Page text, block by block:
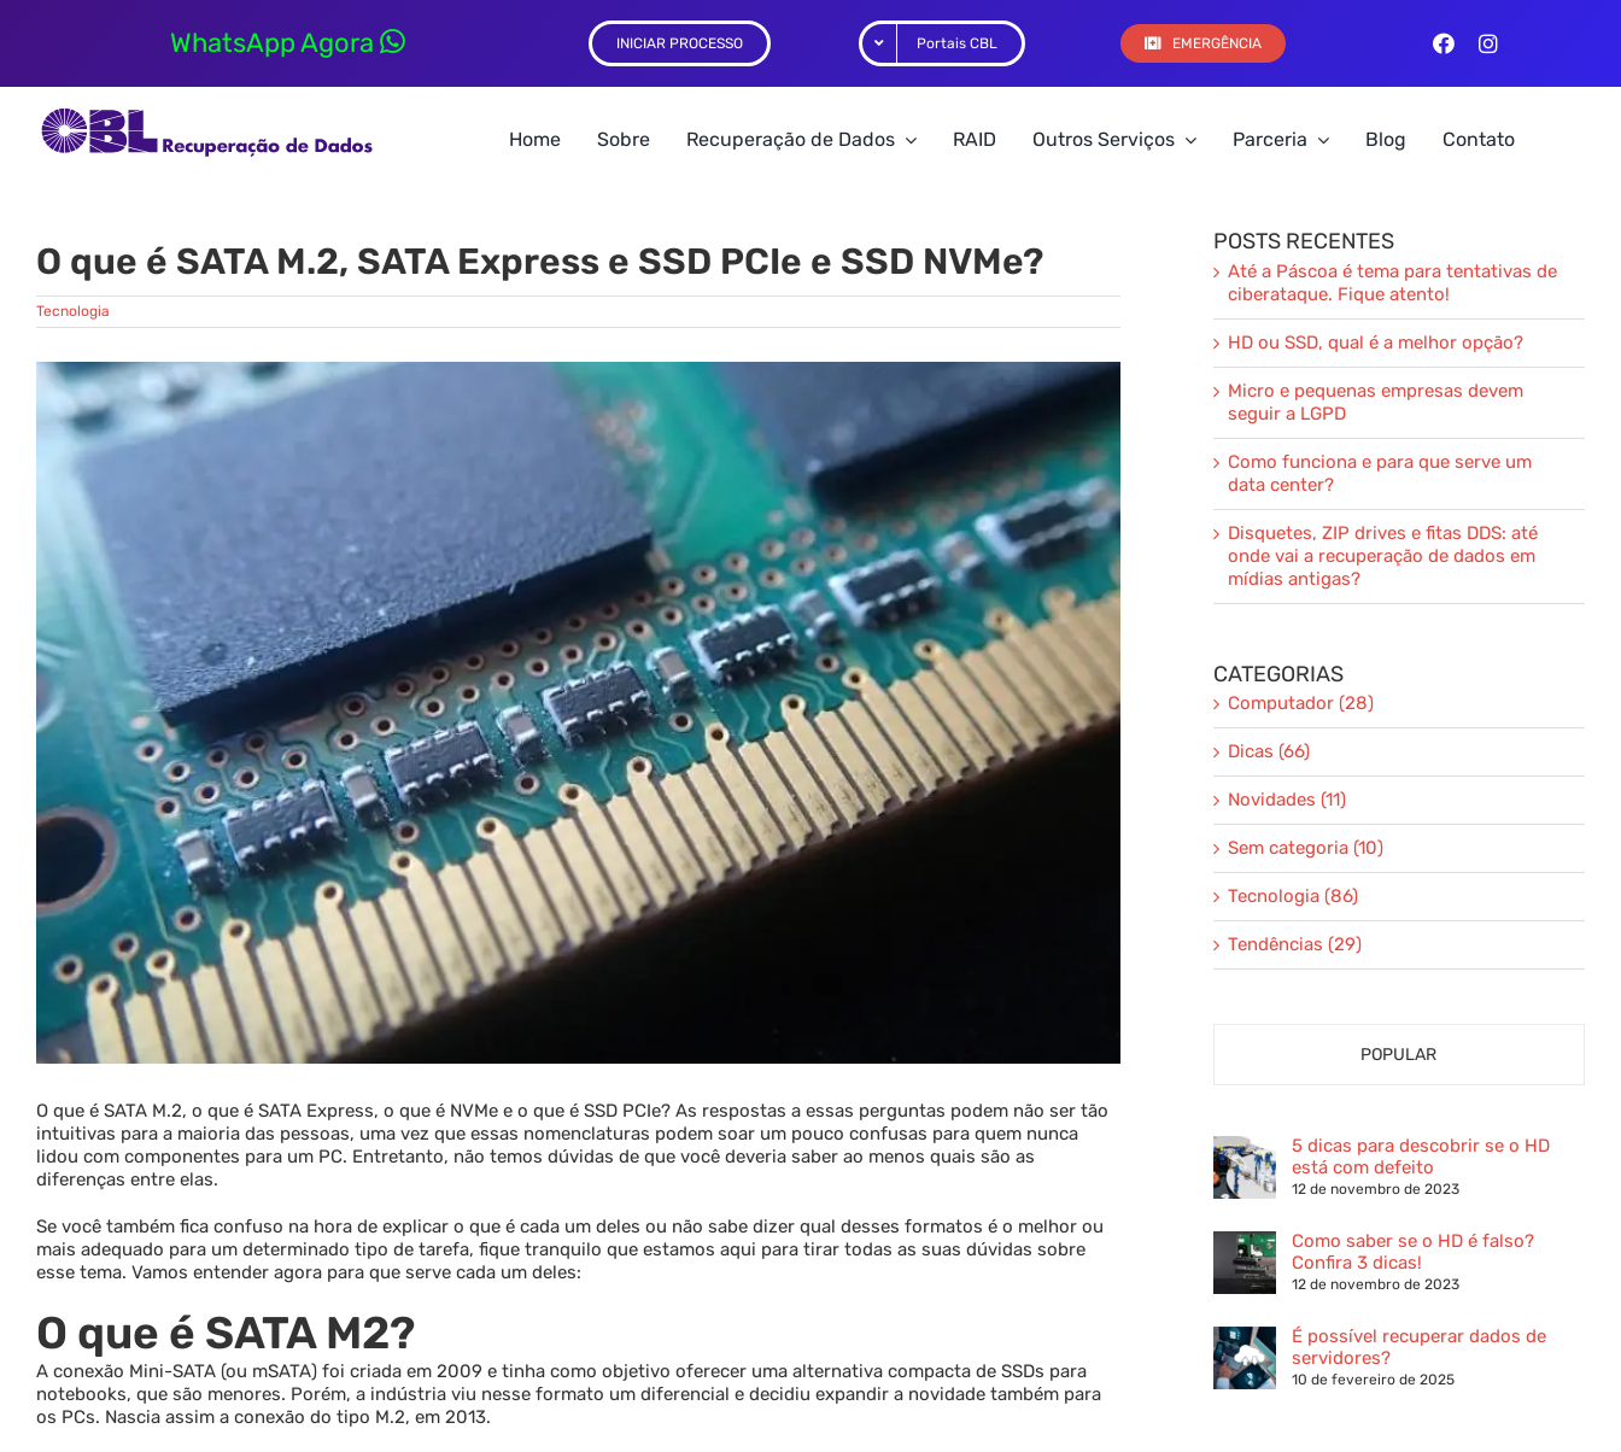
WhatsApp Agora INICIAR PROCESSO Portais CBL EMERGÊNCIA
Home Sobre Recuperação de Dados RAID Outros Serviços Parceria Blog Contato
O que é SATA M.2, SATA Express e SSD PCIe e SSD NVMe?
Tecnologia
View
Larger
Image
O que é SATA M.2, o que é SATA Express, o que é NVMe e o que é SSD PCIe? As respostas a essas perguntas podem não ser tão
intuitivas para a maioria das pessoas, uma vez que essas nomenclaturas podem soar um pouco confusas para quem nunca
lidou com componentes para um PC. Entretanto, não temos dúvidas de que você deveria saber ao menos quais são as
diferenças entre elas.
Se você também fica confuso na hora de explicar o que é cada um deles ou não sabe dizer qual desses formatos é o melhor ou
mais adequado para um determinado tipo de tarefa, fique tranquilo que estamos aqui para tirar todas as suas dúvidas sobre
esse tema. Vamos entender agora para que serve cada um deles:
O que é SATA M2?
A conexão Mini-SATA (ou mSATA) foi criada em 2009 e tinha como objetivo oferecer uma alternativa compacta de SSDs para
notebooks, que são menores. Porém, a indústria viu nesse formato um diferencial e decidiu expandir a novidade também para
os PCs. Nascia assim a conexão do tipo M.2, em 2013.
POSTS RECENTES
Até a Páscoa é tema para tentativas de
ciberataque. Fique atento!
HD ou SSD, qual é a melhor opção?
Micro e pequenas empresas devem
seguir a LGPD
Como funciona e para que serve um
data center?
Disquetes, ZIP drives e fitas DDS: até
onde vai a recuperação de dados em
mídias antigas?
CATEGORIAS
Computador (28)
Dicas (66)
Novidades (11)
Sem categoria (10)
Tecnologia (86)
Tendências (29)
POPULAR
5 dicas para descobrir se o HD
está com defeito
12 de novembro de 2023
Como saber se o HD é falso?
Confira 3 dicas!
12 de novembro de 2023
É possível recuperar dados de
servidores?
10 de fevereiro de 2025